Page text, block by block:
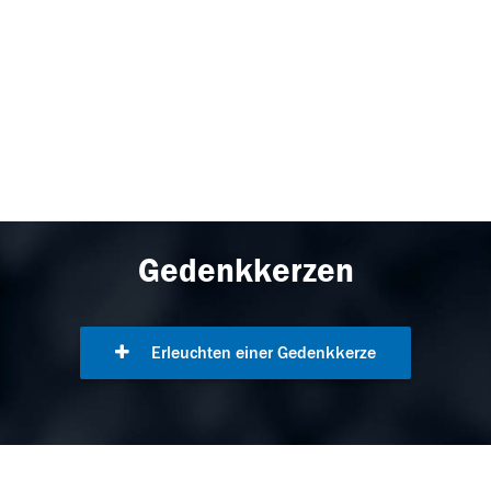
Gedenkkerzen
Erleuchten einer Gedenkkerze